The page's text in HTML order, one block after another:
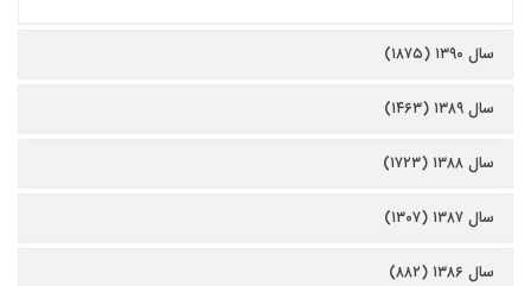
سال ۱۳۹۰ (۱۸۷۵)
سال ۱۳۸۹ (۱۴۶۳)
سال ۱۳۸۸ (۱۷۲۳)
سال ۱۳۸۷ (۱۳۰۷)
سال ۱۳۸۶ (۸۸۲)